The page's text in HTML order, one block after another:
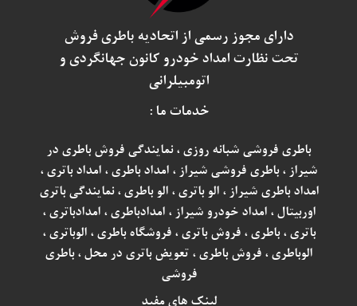
دارای مجوز رسمی از اتحادیه باطری فروش
تحت نظارت امداد خودرو کانون جهانگردی و
اتومبیلرانی
خدمات ما :
باطری فروشی شبانه روزی ، نمایندگی فروش باطری در
شیراز ، باطری فروشی شیراز ، امداد باطری ، امداد باتری ،
امداد باطری شیراز ، الو باتری ، الو باطری ، نمایندگی باتری
اوربیتال ، امداد خودرو شیراز ، امدادباطری ، امدادباتری ،
باتری ، باطری ، فروش باتری ، فروشگاه باطری ، الوباتری ،
الوباطری ، فروش باطری ، تعویض باتری در محل ، باطری
فروشی
لینک های مفید